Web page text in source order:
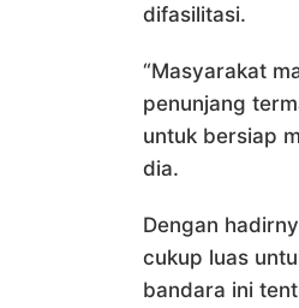
difasilitasi.
“Masyarakat
penunjang
untuk bersiap
dia.
Dengan
cukup luas
bandara ini